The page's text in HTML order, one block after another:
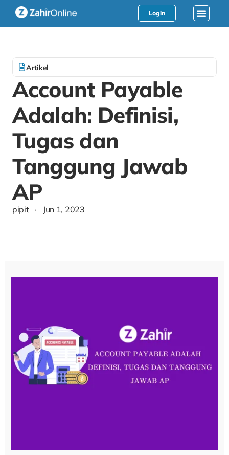
Login
Artikel
Account Payable
Adalah: Definisi,
Tugas dan
Tanggung Jawab
AP
pipit · Jun 1, 2023